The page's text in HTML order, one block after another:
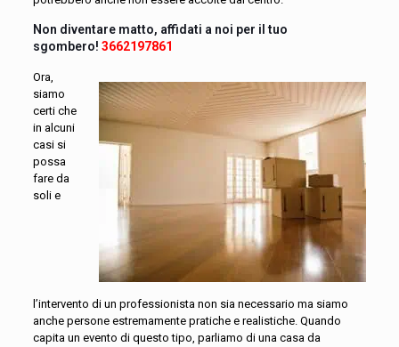
Non diventare matto, affidati a noi per il tuo
sgombero! 3662197861
Ora,
siamo
certi che
in alcuni
casi si
possa
fare da
soli e
l’intervento di un professionista non sia necessario ma siamo
anche persone estremamente pratiche e realistiche. Quando
capita un evento di questo tipo, parliamo di una casa da